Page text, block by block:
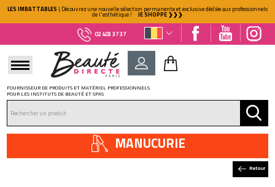
LES IMBATTABLES | Découvrez une nouvelle sélection permanente et exclusive dédiée aux professionnels
de l'esthétique ! JE SHOPPE ❯❯❯
02 403 37 37
FOURNISSEUR DE PRODUITS ET MATÉRIEL PROFESSIONNELS
POUR LES INSTITUTS DE BEAUTÉ ET SPAS
Retour
MANUCURIE